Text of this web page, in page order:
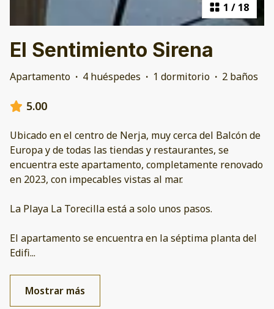
1 / 18
El Sentimiento Sirena
Apartamento · 4 huéspedes · 1 dormitorio · 2 baños
5.00
Ubicado en el centro de Nerja, muy cerca del Balcón de
Europa y de todas las tiendas y restaurantes, se
encuentra este apartamento, completamente renovado
en 2023, con impecables vistas al mar.
La Playa La Torecilla está a solo unos pasos.
El apartamento se encuentra en la séptima planta del
Edifi...
Mostrar más